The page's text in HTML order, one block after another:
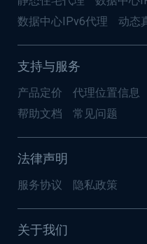
数据中心IPv6代理
动态
支持与服务
产品定价 代理位置信息
帮助文档
常见问题
法律声明
服务协议 隐私政策
关于我们